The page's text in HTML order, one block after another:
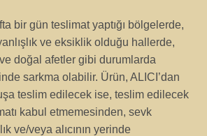
bir gün teslimat yaptığı bölgelerde,
ve eksiklik olduğu hallerde,
doğal afetler gibi durumlarda
sarkma olabilir. Ürün, ALICI’dan
teslim edilecek ise, teslim edilecek
kabul etmemesinden, sevk
ve/veya alıcının yerinde